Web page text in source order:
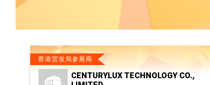
香港贸发局参展商
CENTURYLUX TECHNOLOGY CO.,